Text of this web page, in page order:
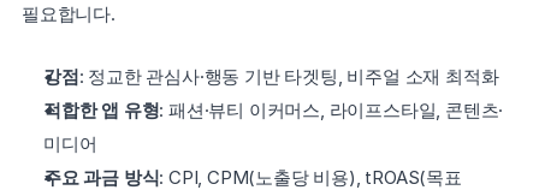
필요합니다.
강점: 정교한 관심사·행동 기반 타겟팅, 비주얼 소재 최적화
적합한 앱 유형: 패션·뷰티 이커머스, 라이프스타일, 콘텐츠·
미디어
주요 과금 방식: CPI, CPM(노출당 비용), tROAS(목표